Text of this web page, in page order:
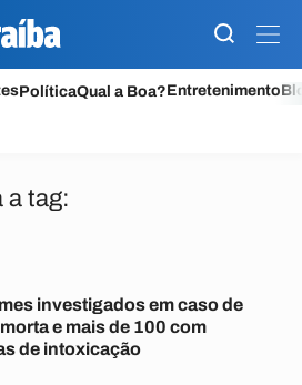
PolíticaQual a Boa?Entretenimento
a tag:
investigados em caso de
e mais de 100 com
de intoxicação